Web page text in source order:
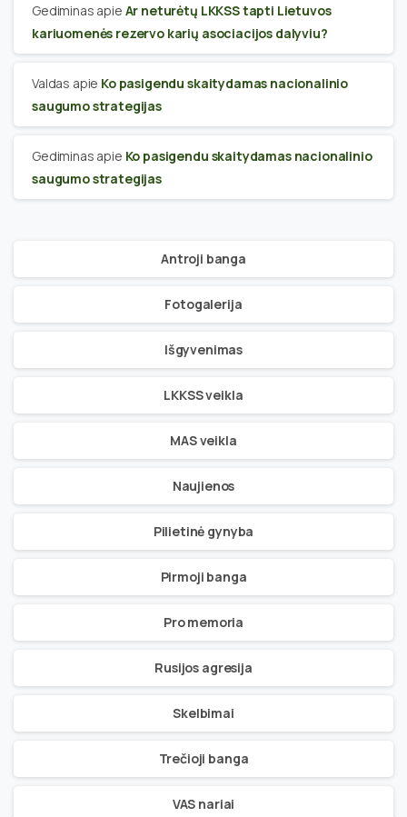
Gediminas apie Ar neturėtų LKKSS tapti Lietuvos
kariuomenės rezervo karių asociacijos dalyviu?
Valdas apie Ko pasigendu skaitydamas nacionalinio
saugumo strategijas
Gediminas apie Ko pasigendu skaitydamas nacionalinio
saugumo strategijas
Antroji banga
Fotogalerija
Išgyvenimas
LKKSS veikla
MAS veikla
Naujienos
Pilietinė gynyba
Pirmoji banga
Pro memoria
Rusijos agresija
Skelbimai
Trečioji banga
VAS nariai